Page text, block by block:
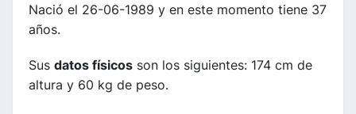
Nació el 26-06-1989 y en este momento tiene 37
años.
Sus datos físicos son los siguientes: 174 cm de
altura y 60 kg de peso.